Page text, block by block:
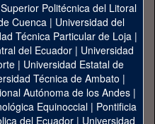
Politécnica del Litoral
Cuenca| Universidad del
Técnica Particular de Loja|
del Ecuador| Universidad
| Universidad Estatal de
Técnica de Ambato |
Autónoma de los Andes|
Equinoccial| Pontificia
del Ecuador | Universidad